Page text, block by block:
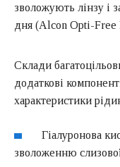
зволожують лінзу і
дня (Alcon Opti-Free
Склади
додаткові
характеристики
Гіалуронова
зволоженню